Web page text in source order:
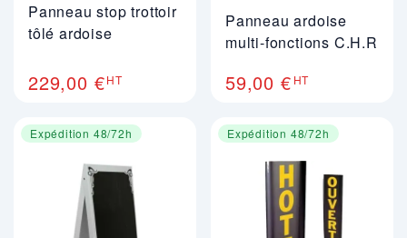
Panneau stop trottoir
tôlé ardoise
229,00 €HT
Panneau ardoise
multi-fonctions C.H.R
59,00 € HT
Expédition 48/72h Expédition 48/72h